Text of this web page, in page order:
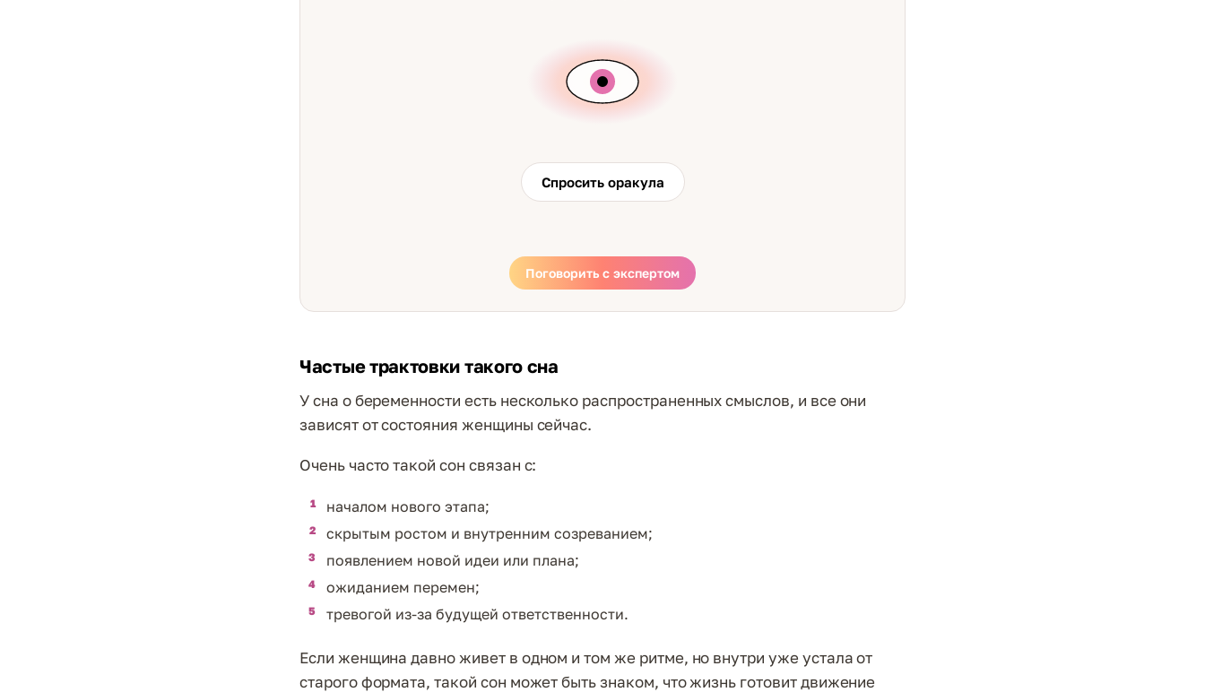
Спросить оракула
Поговорить с экспертом
Частые трактовки такого сна
У сна о беременности есть несколько распространенных смыслов, и все они
зависят от состояния женщины сейчас.
Очень часто такой сон связан с:
началом нового этапа;
скрытым ростом и внутренним созреванием;
появлением новой идеи или плана;
ожиданием перемен;
тревогой из-за будущей ответственности.
Если женщина давно живет в одном и том же ритме, но внутри уже устала от
старого формата, такой сон может быть знаком, что жизнь готовит движение